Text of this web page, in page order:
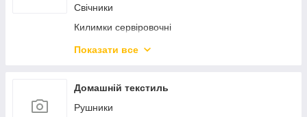
Маслянки, сирниці, лимонниці
Цукорниці
Спецівники
Ексклюзивний порцеляновий посуд
Ексклюзивна кераміка
Свічники
Килимки сервіровочні
Підставки під гаряче
Статуетки і фігурки
Фоторамки
Показати все
Домашній текстиль
Рушники